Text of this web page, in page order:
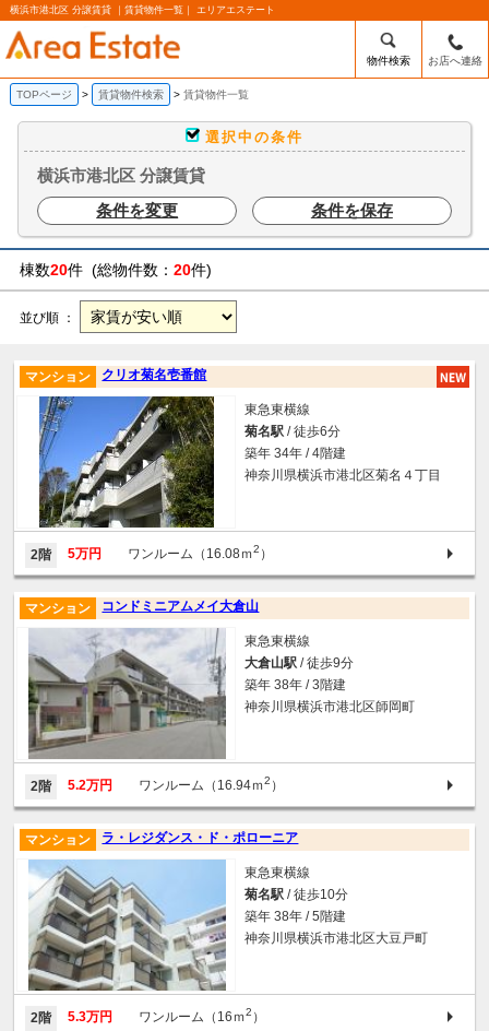
横浜市港北区 分譲賃貸 ｜賃貸物件一覧｜ エリアエステート
物件検索 お店へ連絡
TOPページ 賃貸物件検索 賃貸物件一覧
選択中の条件
横浜市港北区 分譲賃貸
条件を変更
条件を保存
棟数20件 (総物件数： 20件)
並び順 ：
クリオ菊名壱番館
マンション
東急東横線
菊名駅 / 徒歩6分
築年 34年 / 4階建
神奈川県横浜市港北区菊名４丁目
2階 5万円 ワンルーム（16.08ｍ2 ）
コンドミニアムメイ大倉山
マンション
東急東横線
大倉山駅 / 徒歩9分
築年 38年 / 3階建
神奈川県横浜市港北区師岡町
2階 5.2万円 ワンルーム（16.94ｍ2 ）
ラ・レジダンス・ド・ポローニア
マンション
東急東横線
菊名駅 / 徒歩10分
築年 38年 / 5階建
神奈川県横浜市港北区大豆戸町
2階 5.3万円 ワンルーム（16ｍ2 ）